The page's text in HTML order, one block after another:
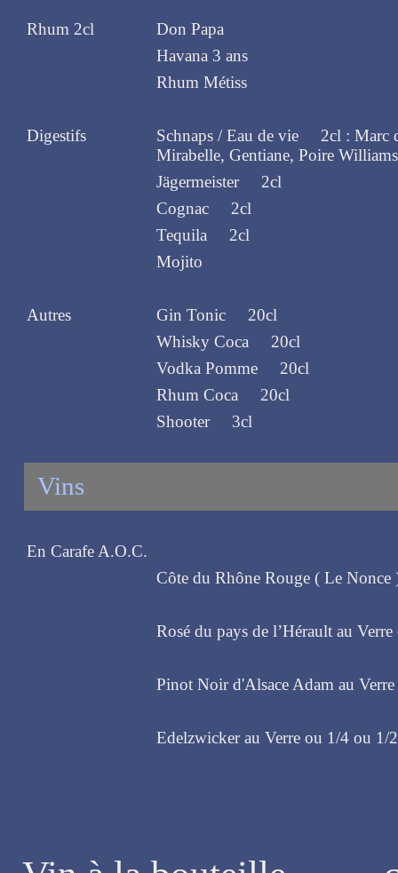
Rhum 2cl
Don Papa
Havana 3 ans
Rhum Métiss
Digestifs
Schnaps / Eau de vie 2cl : Marc
Mirabelle, Gentiane, Poire Williams
Jägermeister 2cl
Cognac 2cl
Tequila 2cl
Mojito
Autres
Gin Tonic 20cl
Whisky Coca 20cl
Vodka Pomme 20cl
Rhum Coca 20cl
Shooter 3cl
Vins
En Carafe A.O.C.
Côte du Rhône Rouge ( Le Nonce
Rosé du pays de l’Hérault au
Pinot Noir d'Alsace Adam au
Edelzwicker au Verre ou 1/4 ou 1/2